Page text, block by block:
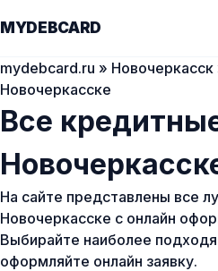
MYDEBCARD
mydebcard.ru » Новочеркасск
Новочеркасске
Все
На сайте представлены все
Новочеркасске с онлайн
Выбирайте наиболее
оформляйте онлайн заявку.